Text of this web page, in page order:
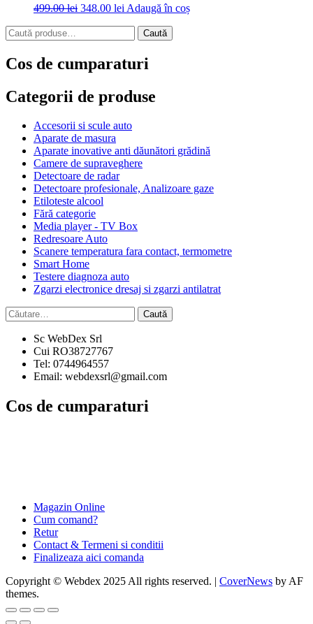
499.00lei Prețul
499.00 lei.
348.00 lei Prețul
Adaugă în coș
Caută
după:
Caută
Cos de cumparaturi
Categorii de produse
Accesorii si scule auto
Aparate de masura
Aparate inovative anti dăunători grădină
Camere de supraveghere
Detectoare de radar
Detectoare profesionale, Analizoare gaze
Etiloteste alcool
Fără categorie
Media player - TV Box
Redresoare Auto
Scanere temperatura fara contact, termometre
Smart Home
Testere diagnoza auto
Zgarzi electronice dresaj si zgarzi antilatrat
Caută
după:
Sc WebDex Srl
Cui RO38727767
Tel: 0744964557
Email: webdexsrl@gmail.com
Cos de cumparaturi
Magazin Online
Cum comand?
Retur
Contact & Termeni si conditii
Finalizeaza aici comanda
Copyright © Webdex 2025 All rights reserved. | CoverNews by AF
themes.